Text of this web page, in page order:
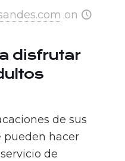
on
disfrutar
de sus
pueden hacer
de